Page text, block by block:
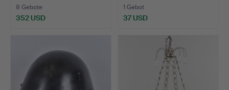
8 Gebote
352 USD
1 Gebot
37 USD